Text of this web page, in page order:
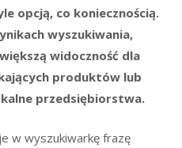
opcją, co koniecznością.
wyszukiwania,
widoczność dla
produktów lub
przedsiębiorstwa.
w wyszukiwarkę frazę